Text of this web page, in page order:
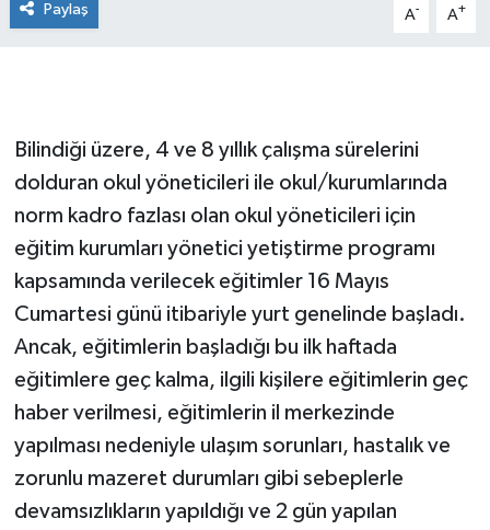
Paylaş A- A+
Bilindiği üzere, 4 ve 8 yıllık çalışma sürelerini
dolduran okul yöneticileri ile okul/kurumlarında
norm kadro fazlası olan okul yöneticileri için
eğitim kurumları yönetici yetiştirme programı
kapsamında verilecek eğitimler 16 Mayıs
Cumartesi günü itibariyle yurt genelinde başladı.
Ancak, eğitimlerin başladığı bu ilk haftada
eğitimlere geç kalma, ilgili kişilere eğitimlerin geç
haber verilmesi, eğitimlerin il merkezinde
yapılması nedeniyle ulaşım sorunları, hastalık ve
zorunlu mazeret durumları gibi sebeplerle
devamsızlıkların yapıldığı ve 2 gün yapılan